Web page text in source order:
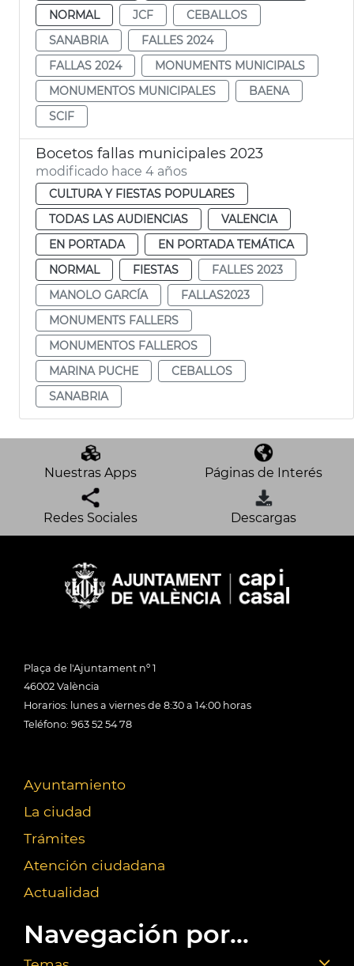
NORMAL
JCF
CEBALLOS
SANABRIA
FALLES 2024
FALLAS 2024
MONUMENTS MUNICIPALS
MONUMENTOS MUNICIPALES
BAENA
SCIF
Bocetos fallas municipales 2023
modificado hace 4 años
CULTURA Y FIESTAS POPULARES
TODAS LAS AUDIENCIAS
VALENCIA
EN PORTADA
EN PORTADA TEMÁTICA
NORMAL
FIESTAS
FALLES 2023
MANOLO GARCÍA
FALLAS2023
MONUMENTS FALLERS
MONUMENTOS FALLEROS
MARINA PUCHE
CEBALLOS
SANABRIA
Nuestras Apps Páginas de Interés
Redes Sociales Descargas
Plaça de l'Ajuntament nº 1
46002 València
Horarios: lunes a viernes de 8:30 a 14:00 horas
Teléfono: 963 52 54 78
Ayuntamiento
La ciudad
Trámites
Atención ciudadana
Actualidad
Navegación por...